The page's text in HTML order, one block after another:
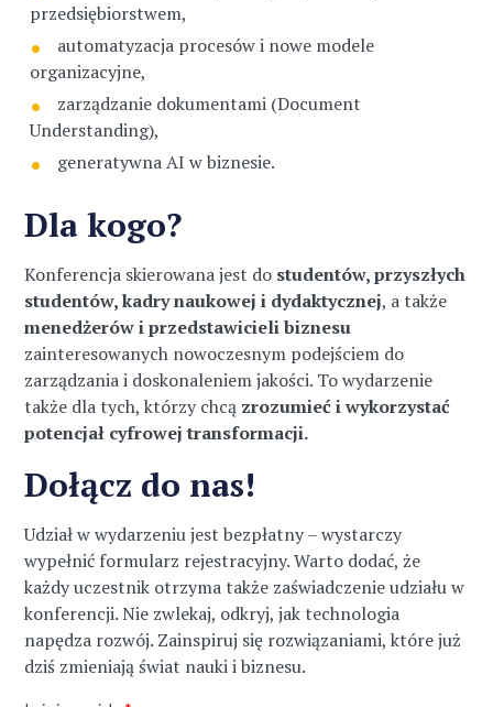
przedsiębiorstwem,
automatyzacja procesów i nowe modele
organizacyjne,
zarządzanie dokumentami (Document
Understanding),
generatywna AI w biznesie.
Dla kogo?
Konferencja skierowana jest do studentów, przyszłych
studentów, kadry naukowej i dydaktycznej, a także
menedżerów i przedstawicieli biznesu
zainteresowanych nowoczesnym podejściem do
zarządzania i doskonaleniem jakości. To wydarzenie
także dla tych, którzy chcą zrozumieć i wykorzystać
potencjał cyfrowej transformacji.
Dołącz do nas!
Udział w wydarzeniu jest bezpłatny – wystarczy
wypełnić formularz rejestracyjny. Warto dodać, że
każdy uczestnik otrzyma także zaświadczenie udziału w
konferencji. Nie zwlekaj, odkryj, jak technologia
napędza rozwój. Zainspiruj się rozwiązaniami, które już
dziś zmieniają świat nauki i biznesu.